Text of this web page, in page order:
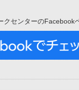
クセンターのFacebook